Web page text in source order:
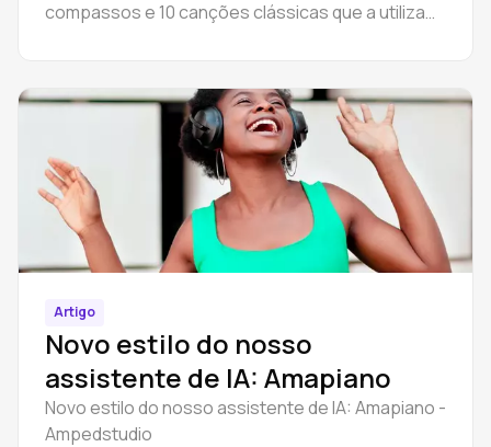
compassos e 10 canções clássicas que a utilizam.
Artigo
Novo estilo do nosso
assistente de IA: Amapiano
Novo estilo do nosso assistente de IA: Amapiano -
Ampedstudio